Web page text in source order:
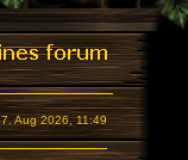
7. Aug 2026, 11:49